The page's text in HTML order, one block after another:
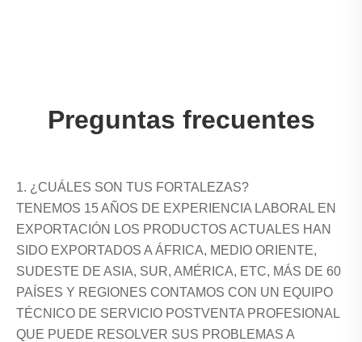
Preguntas frecuentes
1. ¿CUÁLES SON TUS FORTALEZAS?
TENEMOS 15 AÑOS DE EXPERIENCIA LABORAL EN
EXPORTACIÓN LOS PRODUCTOS ACTUALES HAN
SIDO EXPORTADOS A ÁFRICA, MEDIO ORIENTE,
SUDESTE DE ASIA, SUR, AMÉRICA, ETC, MÁS DE 60
PAÍSES Y REGIONES CONTAMOS CON UN EQUIPO
TÉCNICO DE SERVICIO POSTVENTA PROFESIONAL
QUE PUEDE RESOLVER SUS PROBLEMAS A